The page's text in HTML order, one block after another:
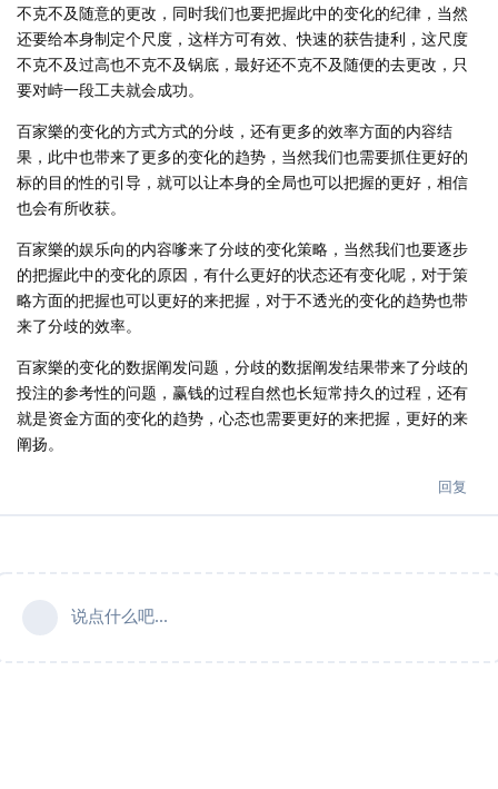
不克不及随意的更改，同时我们也要把握此中的变化的纪律，当然
还要给本身制定个尺度，这样方可有效、快速的获告捷利，这尺度
不克不及过高也不克不及锅底，最好还不克不及随便的去更改，只
要对峙一段工夫就会成功。
百家樂的变化的方式方式的分歧，还有更多的效率方面的内容结
果，此中也带来了更多的变化的趋势，当然我们也需要抓住更好的
标的目的性的引导，就可以让本身的全局也可以把握的更好，相信
也会有所收获。
百家樂的娱乐向的内容嗲来了分歧的变化策略，当然我们也要逐步
的把握此中的变化的原因，有什么更好的状态还有变化呢，对于策
略方面的把握也可以更好的来把握，对于不透光的变化的趋势也带
来了分歧的效率。
百家樂的变化的数据阐发问题，分歧的数据阐发结果带来了分歧的
投注的参考性的问题，赢钱的过程自然也长短常持久的过程，还有
就是资金方面的变化的趋势，心态也需要更好的来把握，更好的来
阐扬。
回复
说点什么吧...